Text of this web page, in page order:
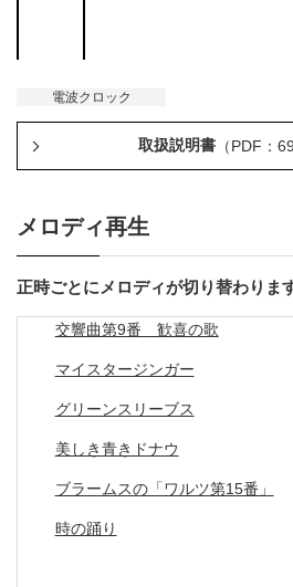
電波クロック
取扱説明書 （PDF：
メロディ再生
正時ごとにメロディが切り替わりま
交響曲第9番 歓喜の歌
マイスタージンガー
グリーンスリーブス
美しき青きドナウ
ブラームスの「ワルツ第15番」
時の踊り